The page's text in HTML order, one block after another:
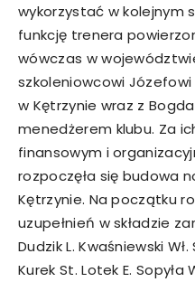
wykorzystać w kolejnym
funkcję trenera
wówczas w
szkoleniowcowi Józefowi
w Kętrzynie wraz z
menedżerem klubu. Za
finansowym i
rozpoczęła się budowa
Kętrzynie. Na początku
uzupełnień w składzie
Dudzik L. Kwaśniewski
Kurek St. Lotek E. Sopyła